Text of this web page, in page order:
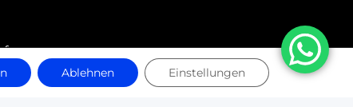
Ablehnen Einstellungen